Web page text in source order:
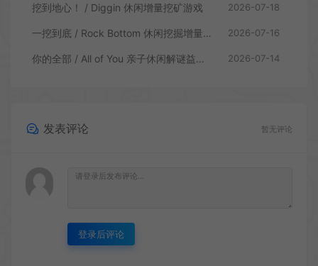
挖到地心！ / Diggin 休闲增量挖矿游戏 2026-07-18
一挖到底 / Rock Bottom 休闲挖掘增量游戏 2026-07-16
你的全部 / All of You 亲子休闲解谜益智游戏 2026-07-14
发表评论 暂无评论
登录后评论